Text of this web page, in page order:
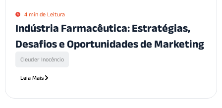
4 min de Leitura
Indústria Farmacêutica: Estratégias,
Desafios e Oportunidades de Marketing
Cleuder Inocêncio
Leia Mais